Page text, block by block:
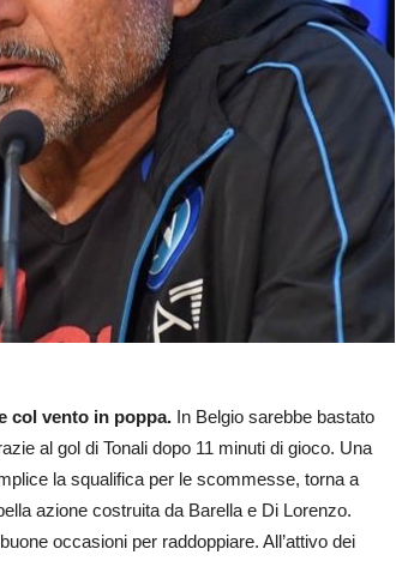
col vento in poppa. In Belgio sarebbe bastato
al gol di Tonali dopo 11 minuti di gioco. Una
la squalifica per le scommesse, torna a
azione costruita da Barella e Di Lorenzo.
occasioni per raddoppiare. All’attivo dei